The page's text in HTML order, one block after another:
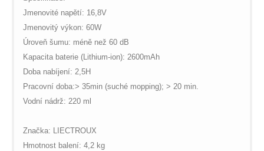
Jmenovité napětí: 16,8V
Jmenovitý výkon: 60W
Úroveň šumu: méně než 60 dB
Kapacita baterie (Lithium-ion): 2600mAh
Doba nabíjení: 2,5H
Pracovní doba:> 35min (suché mopping); > 20 min.
Vodní nádrž: 220 ml
Značka: LIECTROUX
Hmotnost balení: 4,2 kg